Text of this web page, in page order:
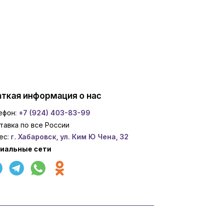
информация о нас
+7 (924) 403-83-99
по все России
г. Хабаровск, ул. Ким Ю Чена, 32
сети